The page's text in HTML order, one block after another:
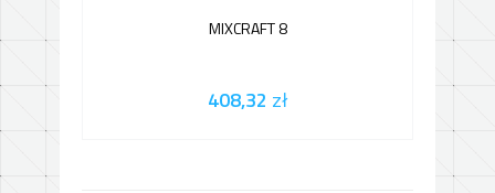
MIXCRAFT 8
408,32 zł